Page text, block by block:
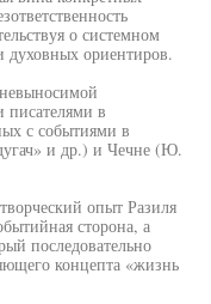
о системном
духовных ориентиров.
писателями в
с событиями в
и др.) и Чечне (Ю.
опыт Разиля
сторона, а
последовательно
концепта «жизнь